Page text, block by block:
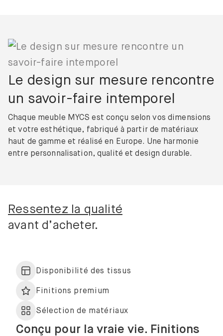
Le design sur mesure rencontre
un savoir-faire intemporel
Chaque meuble MYCS est conçu selon vos dimensions
et votre esthétique, fabriqué à partir de matériaux
haut de gamme et réalisé en Europe. Une harmonie
entre personnalisation, qualité et design durable.
Ressentez la qualité
avant d’acheter.
Disponibilité des tissus
Finitions premium
Sélection de matériaux
Conçu pour la vraie vie. Finitions